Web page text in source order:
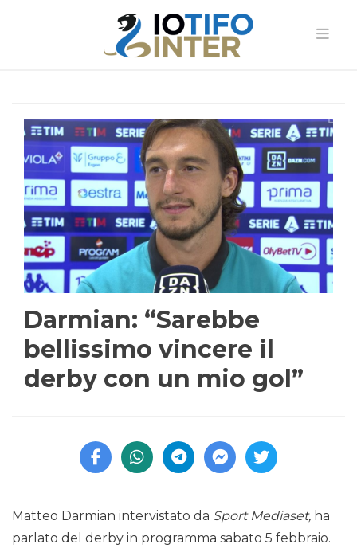
Darmian: “Sarebbe
bellissimo vincere il
derby con un mio gol”
Matteo Darmian intervistato da Sport Mediaset, ha
parlato del derby in programma sabato 5 febbraio.